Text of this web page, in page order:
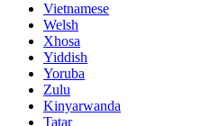
Vietnamese
Welsh
Xhosa
Yiddish
Yoruba
Zulu
Kinyarwanda
Tatar